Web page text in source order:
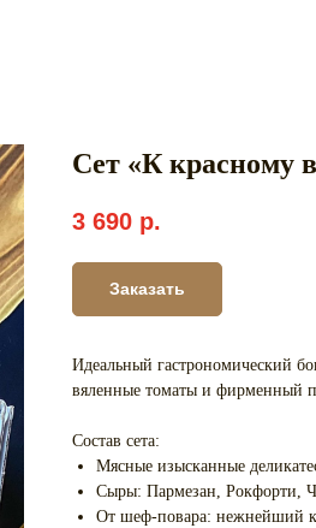
Сет «К красному
3 690 р.
Заказать
Идеальный гастрономический
вяленные томаты и фирменный
Состав сета:
Мясные изысканные
Cыры: Пармезан, Рокфорти,
От шеф-повара: нежнейший